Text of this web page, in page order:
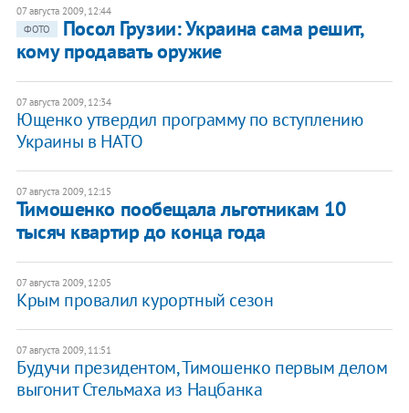
07 августа 2009, 12:44
ФОТО
Посол Грузии: Украина сама решит,
кому продавать оружие
07 августа 2009, 12:34
Ющенко утвердил программу по вступлению
Украины в НАТО
07 августа 2009, 12:15
Тимошенко пообещала льготникам 10
тысяч квартир до конца года
07 августа 2009, 12:05
Крым провалил курортный сезон
07 августа 2009, 11:51
Будучи президентом, Тимошенко первым делом
выгонит Стельмаха из Нацбанка